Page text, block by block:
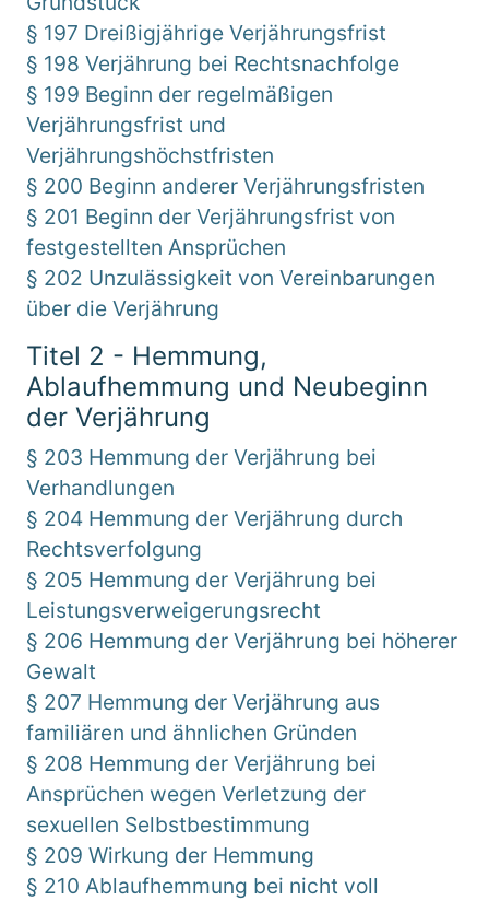
§ 197 Dreißigjährige Verjährungsfrist
§ 198 Verjährung bei Rechtsnachfolge
§ 199 Beginn der regelmäßigen
Verjährungsfrist und
Verjährungshöchstfristen
§ 200 Beginn anderer Verjährungsfristen
§ 201 Beginn der Verjährungsfrist von
festgestellten Ansprüchen
§ 202 Unzulässigkeit von Vereinbarungen
über die Verjährung
Titel 2 - Hemmung,
Ablaufhemmung und Neubeginn
der Verjährung
§ 203 Hemmung der Verjährung bei
Verhandlungen
§ 204 Hemmung der Verjährung durch
Rechtsverfolgung
§ 205 Hemmung der Verjährung bei
Leistungsverweigerungsrecht
§ 206 Hemmung der Verjährung bei höherer
Gewalt
§ 207 Hemmung der Verjährung aus
familiären und ähnlichen Gründen
§ 208 Hemmung der Verjährung bei
Ansprüchen wegen Verletzung der
sexuellen Selbstbestimmung
§ 209 Wirkung der Hemmung
§ 210 Ablaufhemmung bei nicht voll